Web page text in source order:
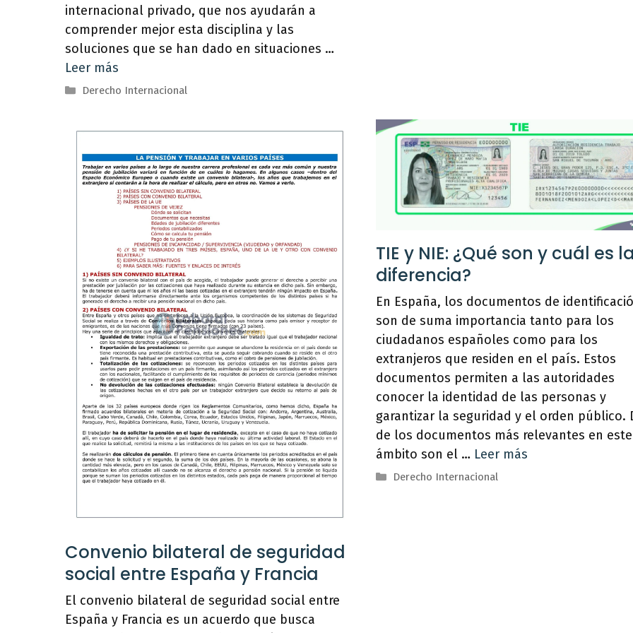
internacional privado, que nos ayudarán a
comprender mejor esta disciplina y las
soluciones que se han dado en situaciones …
Leer más
Categorías
Derecho Internacional
Convenio bilateral de seguridad
social entre España y Francia
El convenio bilateral de seguridad social entre
España y Francia es un acuerdo que busca
TIE y NIE: ¿Qué son y cuál es
diferencia?
En España, los documentos de
son de suma importancia tanto para los
ciudadanos españoles como para los
extranjeros que residen en el país. Estos
documentos permiten a las autoridades
conocer la identidad de las personas y
garantizar la seguridad y el orden público.
de los documentos más relevantes en este
ámbito son el … Leer más
Categorías
Derecho Internacional